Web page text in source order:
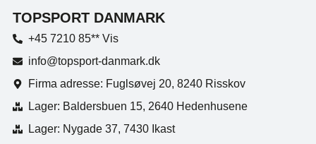
TOPSPORT DANMARK
+45 7210 85** Vis
info@topsport-danmark.dk
Firma adresse: Fuglsøvej 20, 8240 Risskov
Lager: Baldersbuen 15, 2640 Hedenhusene
Lager: Nygade 37, 7430 Ikast